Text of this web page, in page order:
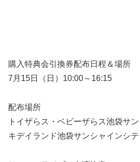
購入特典会引換券配布日程＆場所
7月15日（日）10:00～16:15
配布場所
トイザらス・ベビーザらス池袋サ
キデイランド池袋サンシャインシ